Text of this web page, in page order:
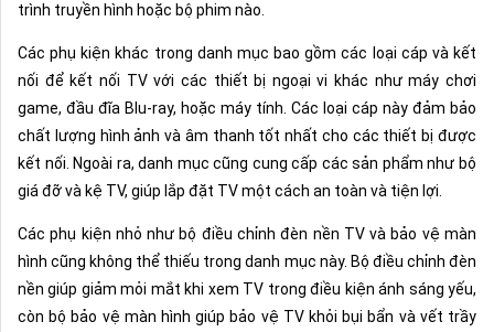
trình truyền hình hoặc bộ phim nào.
Các phụ kiện khác trong danh mục bao gồm các loại cáp và kết
nối để kết nối TV với các thiết bị ngoại vi khác như máy chơi
game, đầu đĩa Blu-ray, hoặc máy tính. Các loại cáp này đảm bảo
chất lượng hình ảnh và âm thanh tốt nhất cho các thiết bị được
kết nối. Ngoài ra, danh mục cũng cung cấp các sản phẩm như bộ
giá đỡ và kệ TV, giúp lắp đặt TV một cách an toàn và tiện lợi.
Các phụ kiện nhỏ như bộ điều chỉnh đèn nền TV và bảo vệ màn
hình cũng không thể thiếu trong danh mục này. Bộ điều chỉnh đèn
nền giúp giảm mỏi mắt khi xem TV trong điều kiện ánh sáng yếu,
còn bộ bảo vệ màn hình giúp bảo vệ TV khỏi bụi bẩn và vết trầy